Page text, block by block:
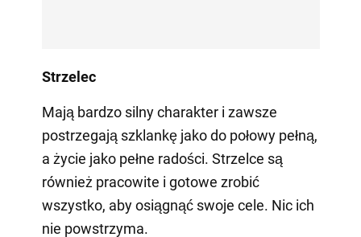
Strzelec
Mają bardzo silny charakter i zawsze
postrzegają szklankę jako do połowy pełną,
a życie jako pełne radości. Strzelce są
również pracowite i gotowe zrobić
wszystko, aby osiągnąć swoje cele. Nic ich
nie powstrzyma.